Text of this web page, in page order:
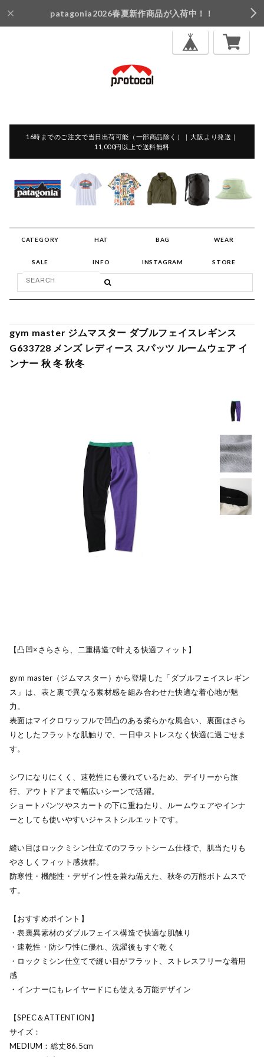
patagonia2026春夏新作商品が入荷中！！
16時までのご注文で当日出荷可能（一部商品除く）｜大阪より発送｜
11,000円以上で送料無料
CATEGORY HAT BAG WEAR
SALE INFO INSTAGRAM STORE
gym master ジムマスター ダブルフェイスレギンス
G633728 メンズ レディース スパッツ ルームウェア イ
ンナー 秋 冬 秋冬
【凸凹×さらさら、二重構造で叶える快適フィット】
gym master（ジムマスター）から登場した「ダブルフェイスレギン
ス」は、表と裏で異なる素材感を組み合わせた快適な着心地が魅
力。
表面はマイクロワッフルで凹凸のある柔らかな風合い、裏面はさら
りとしたフラットな肌触りで、一日中ストレスなく快適に過ごせま
す。
シワになりにくく、速乾性にも優れているため、デイリーから旅
行、アウトドアまで幅広いシーンで活躍。
ショートパンツやスカートの下に重ねたり、ルームウェアやインナ
ーとしても使いやすいジャストシルエットです。
縫い目はロックミシン仕立てのフラットシーム仕様で、肌当たりも
やさしくフィット感抜群。
防寒性・機能性・デザイン性を兼ね備えた、秋冬の万能ボトムスで
す。
【おすすめポイント】
・表裏異素材のダブルフェイス構造で快適な肌触り
・速乾性・防シワ性に優れ、洗濯後もすぐ乾く
・ロックミシン仕立てで縫い目がフラット、ストレスフリーな着用
感
・インナーにもレイヤードにも使える万能デザイン
【SPEC＆ATTENTION】
サイズ：
MEDIUM：総丈86.5cm